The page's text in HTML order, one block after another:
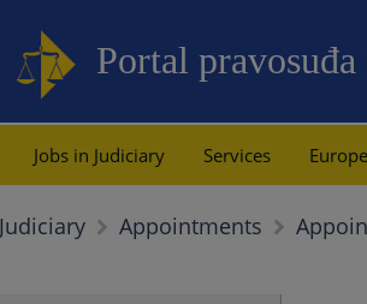
Portal
Jobs in Judiciary Services
Appointments